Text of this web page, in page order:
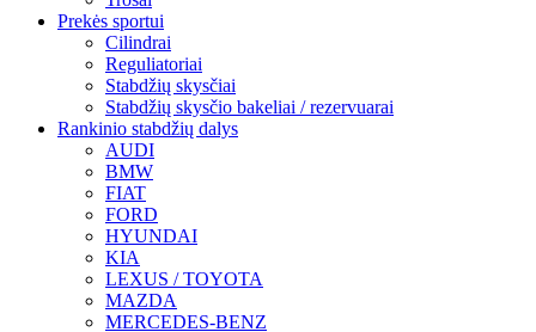
Prekės sportui
Cilindrai
Reguliatoriai
Stabdžių skysčiai
Stabdžių skysčio bakeliai / rezervuarai
Rankinio stabdžių dalys
AUDI
BMW
FIAT
FORD
HYUNDAI
KIA
LEXUS / TOYOTA
MAZDA
MERCEDES-BENZ